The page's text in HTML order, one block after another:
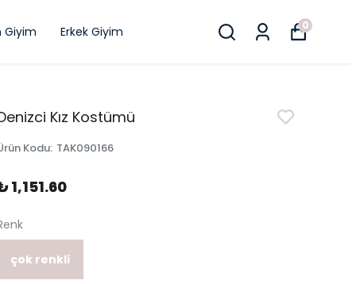
Giyim Erkek Giyim 0
Kız Kostümü
Kodu: TAK090166
1,151.60
çok renkli